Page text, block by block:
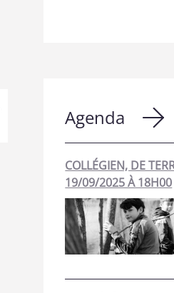
Agenda
COLLÉGIEN, DE
19/09/2025 À 18H00